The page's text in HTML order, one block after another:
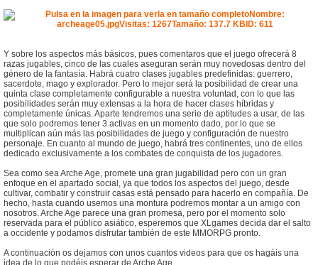
Y sobre los aspectos más básicos, pues comentaros que el juego ofrecerá 8
razas jugables, cinco de las cuales aseguran serán muy novedosas dentro del
género de la fantasía. Habrá cuatro clases jugables predefinidas: guerrero,
sacerdote, mago y explorador. Pero lo mejor será la posibilidad de crear una
quinta clase completamente configurable a nuestra voluntad, con lo que las
posibilidades serán muy extensas a la hora de hacer clases híbridas y
completamente únicas. Aparte tendremos una serie de aptitudes a usar, de las
que solo podremos tener 3 activas en un momento dado, por lo que se
multiplican aún más las posibilidades de juego y configuración de nuestro
personaje. En cuanto al mundo de juego, habrá tres continentes, uno de ellos
dedicado exclusivamente a los combates de conquista de los jugadores.
Sea como sea Arche Age, promete una gran jugabilidad pero con un gran
enfoque en el apartado social, ya que todos los aspectos del juego, desde
cultivar, combatir y construir casas está pensado para hacerlo en compañía. De
hecho, hasta cuando usemos una montura podremos montar a un amigo con
nosotros. Arche Age parece una gran promesa, pero por el momento solo
reservada para el público asiático, esperemos que XLgames decida dar el salto
a occidente y podamos disfrutar también de este MMORPG pronto.
A continuación os dejamos con unos cuantos videos para que os hagáis una
idea de lo que podéis esperar de Arche Age.